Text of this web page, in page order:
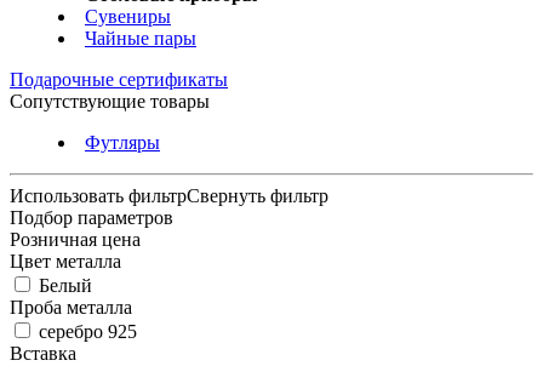
Сувениры
Чайные пары
Подарочные сертификаты
Сопутствующие товары
Футляры
Использовать фильтрСвернуть фильтр
Подбор параметров
Розничная цена
Цвет металла
Белый
Проба металла
серебро 925
Вставка